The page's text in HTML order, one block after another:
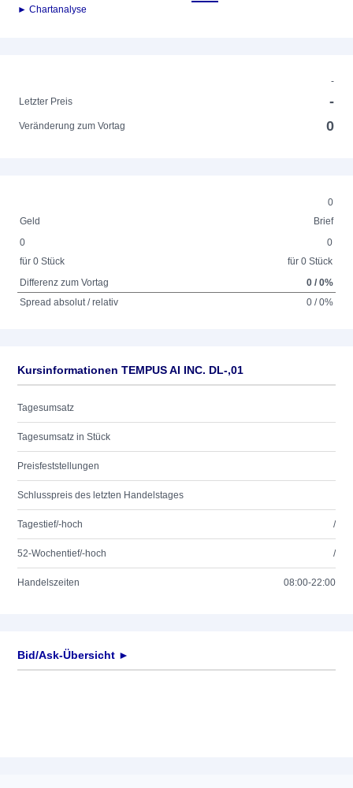
► Chartanalyse
-
Letzter Preis
-
Veränderung zum Vortag 0
0
Geld
Brief
0
für 0 Stück
0
für 0 Stück
Differenz zum Vortag
0 / 0%
Spread absolut / relativ
0 / 0%
Kursinformationen TEMPUS AI INC. DL-,01
Tagesumsatz
Tagesumsatz in Stück
Preisfeststellungen
Schlusspreis des letzten Handelstages
Tagestief/-hoch /
52-Wochentief/-hoch /
Handelszeiten 08:00-22:00
Bid/Ask-Übersicht ►